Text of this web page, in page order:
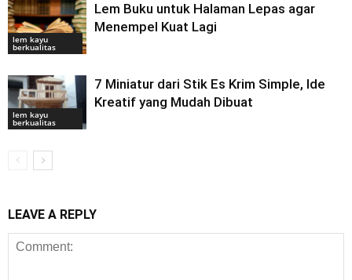
lem kayu
berkualitas
Lem Buku untuk Halaman Lepas agar
Menempel Kuat Lagi
lem kayu
berkualitas
7 Miniatur dari Stik Es Krim Simple, Ide
Kreatif yang Mudah Dibuat
LEAVE A REPLY